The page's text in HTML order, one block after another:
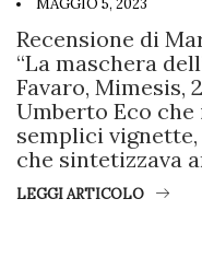
MAGGIO 5, 2023
Recensione di
“La maschera
Favaro, Mimesis,
Umberto Eco
semplici
che sintetizzava
LEGGI ARTICOLO